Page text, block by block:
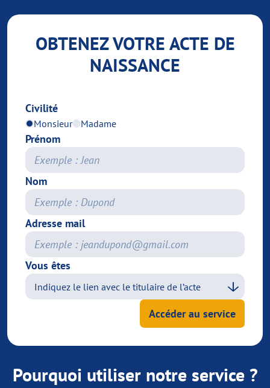
OBTENEZ VOTRE ACTE DE
NAISSANCE
Civilité
Monsieur Madame
Prénom
Nom
Adresse mail
Vous êtes
Accéder au service
Pourquoi utiliser notre service ?